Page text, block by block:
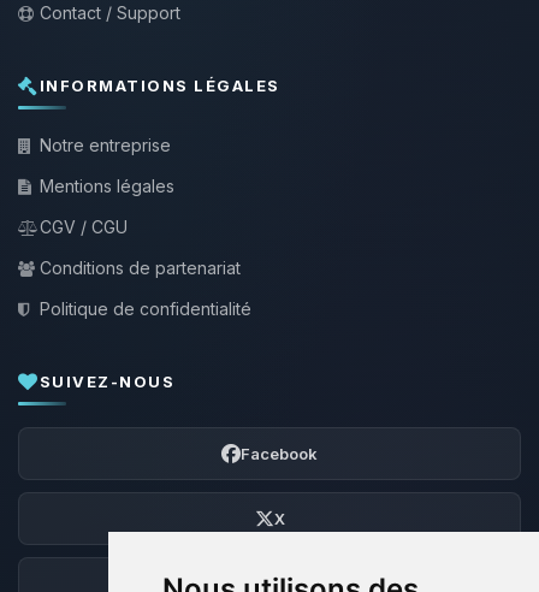
Contact / Support
INFORMATIONS LÉGALES
Notre entreprise
Mentions légales
CGV / CGU
Conditions de partenariat
Politique de confidentialité
SUIVEZ-NOUS
Facebook
X
Discord